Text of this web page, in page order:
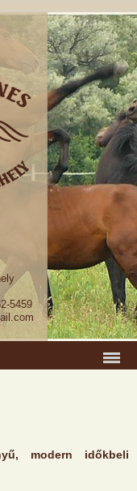
5459
modern időkbeli